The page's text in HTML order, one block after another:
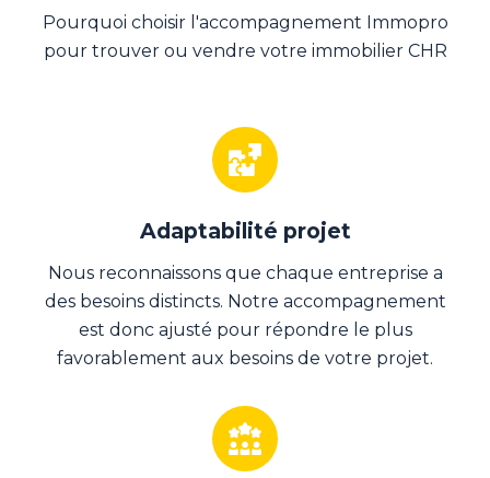
Pourquoi choisir l'accompagnement Immopro
pour trouver ou vendre votre immobilier CHR
Adaptabilité projet
Nous reconnaissons que chaque entreprise a
des besoins distincts. Notre accompagnement
est donc ajusté pour répondre le plus
favorablement aux besoins de votre projet.